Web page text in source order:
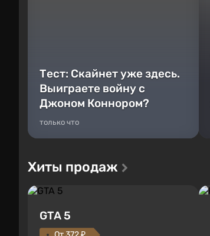
Тест: Скайнет уже здесь.
Выиграете войну с
Джоном Коннором?
только что
Хиты продаж
GTA 5